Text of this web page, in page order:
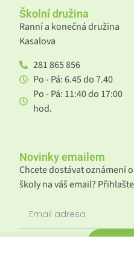
Školní družina
Ranní a konečná družina
Kasalova
281 865 856
Po - Pá: 6.45 do 7.40
Po - Pá: 11:40 do 17:00
hod.
Novinky emailem
Chcete dostávat oznámení
školy na váš email?